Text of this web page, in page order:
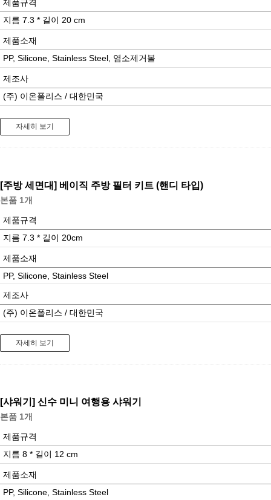
제품규격
지름 7.3 * 길이 20 cm
제품소재
PP, Silicone, Stainless Steel, 염소제거볼
제조사
(주) 이온폴리스 / 대한민국
자세히 보기
[주방 세면대] 베이직 주방 필터 키트 (핸디 타입)
본품 1개
제품규격
지름 7.3 * 길이 20cm
제품소재
PP, Silicone, Stainless Steel
제조사
(주) 이온폴리스 / 대한민국
자세히 보기
[샤워기] 신수 미니 여행용 샤워기
본품 1개
제품규격
지름 8 * 길이 12 cm
제품소재
PP, Silicone, Stainless Steel